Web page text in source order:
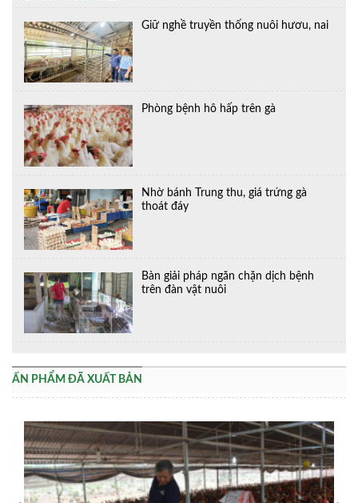
Giữ nghề truyền thống nuôi hươu, nai
Phòng bệnh hô hấp trên gà
Nhờ bánh Trung thu, giá trứng gà
thoát đáy
Bàn giải pháp ngăn chặn dịch bệnh
trên đàn vật nuôi
ẤN PHẨM ĐÃ XUẤT BẢN